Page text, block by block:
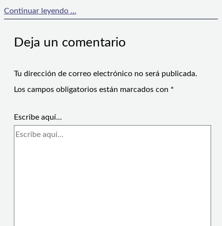
Continuar leyendo ...
Deja un comentario
Tu dirección de correo electrónico no será publicada.
Los campos obligatorios están marcados con *
Escribe aquí...